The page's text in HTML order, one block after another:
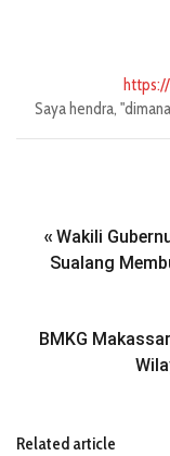
Saya hendra,
« Wakili
Sualang
BMKG
Related article
dan Nikita